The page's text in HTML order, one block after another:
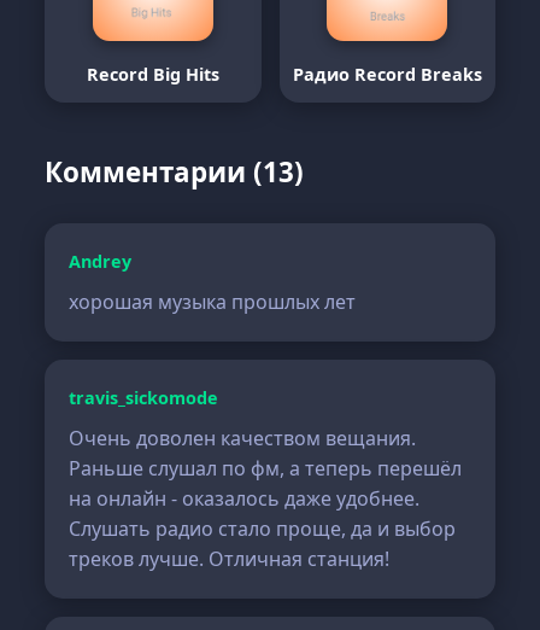
Record Big Hits Радио Record Breaks
Комментарии (13)
Andrey
хорошая музыка прошлых лет
travis_sickomode
Очень доволен качеством вещания.
Раньше слушал по фм, а теперь перешёл
на онлайн - оказалось даже удобнее.
Слушать радио стало проще, да и выбор
треков лучше. Отличная станция!